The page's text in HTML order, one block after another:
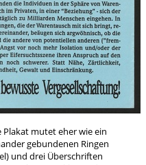
Plakat mutet eher wie ein
gebundenen Ringen
und drei Überschriften